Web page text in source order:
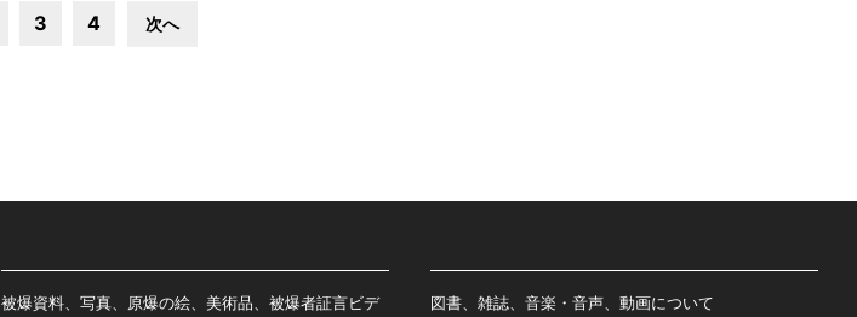
3 4 次へ
被爆資料、写真、原爆の絵、美術品、被爆者証言ビデ
図書、雑誌、音楽・音声、動画について